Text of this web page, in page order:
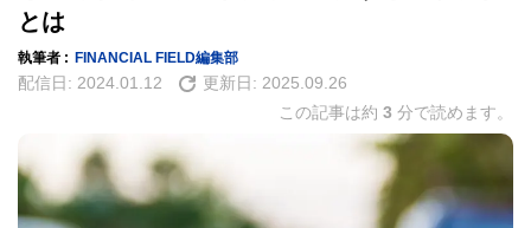
とは
執筆者 : FINANCIAL FIELD編集部
配信日: 2024.01.12 更新日: 2025.09.26
この記事は約 3 分で読めます。